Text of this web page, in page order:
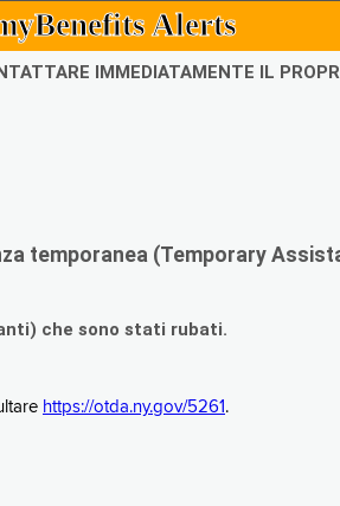
Alerts
IMMEDIATAMENTE IL
temporanea (Temporary
che sono stati rubati.
https://otda.ny.gov/5261 .